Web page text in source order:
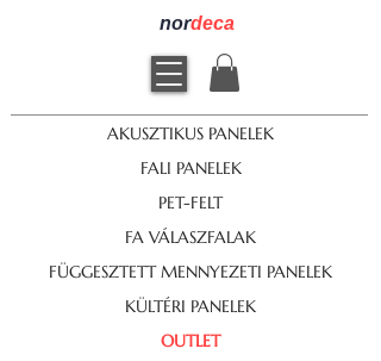
nordeca
AKUSZTIKUS PANELEK
FALI PANELEK
PET-FELT
FA VÁLASZFALAK
FÜGGESZTETT MENNYEZETI PANELEK
KÜLTÉRI PANELEK
OUTLET